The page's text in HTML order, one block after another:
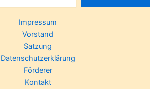
Impressum
Vorstand
Satzung
Datenschutzerklärung
Förderer
Kontakt